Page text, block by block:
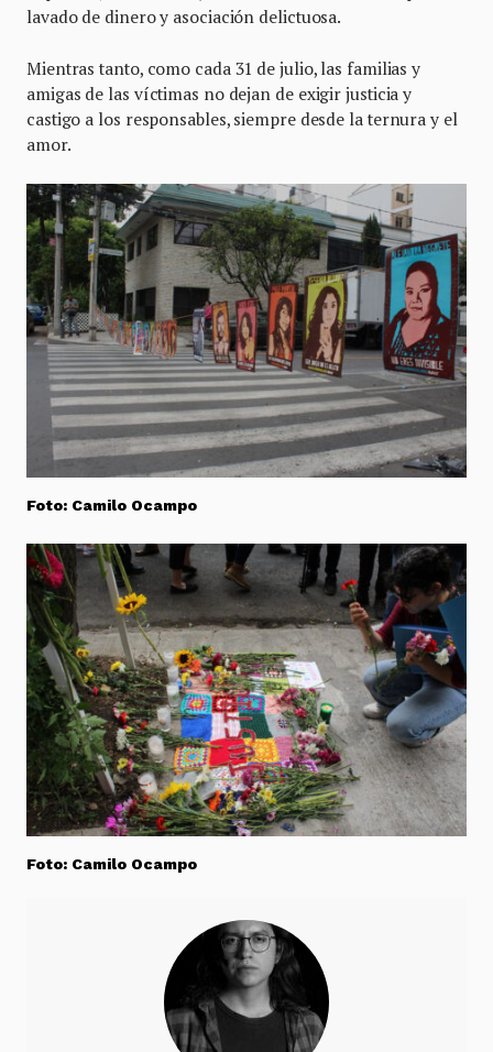
lavado de dinero y asociación delictuosa.
Mientras tanto, como cada 31 de julio, las familias y
amigas de las víctimas no dejan de exigir justicia y
castigo a los responsables, siempre desde la ternura y el
amor.
Foto: Camilo Ocampo
Foto: Camilo Ocampo